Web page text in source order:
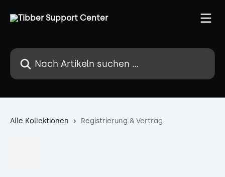
Nach Artikeln suchen …
Alle Kollektionen Registrierung & Vertrag